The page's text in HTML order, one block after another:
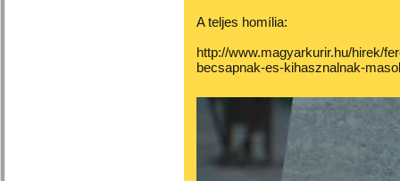
A teljes homília:
http://www.magyarkurir.hu/hirek/
becsapnak-es-kihasznalnak-